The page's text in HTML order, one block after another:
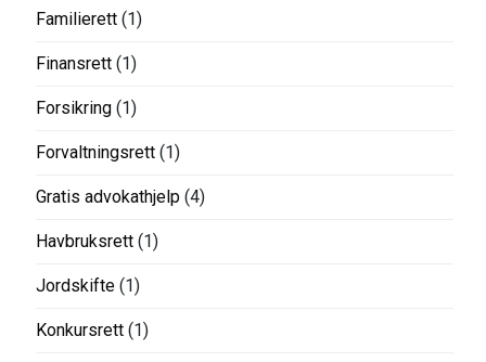
Familierett (1)
Finansrett (1)
Forsikring (1)
Forvaltningsrett (1)
Gratis advokathjelp (4)
Havbruksrett (1)
Jordskifte (1)
Konkursrett (1)